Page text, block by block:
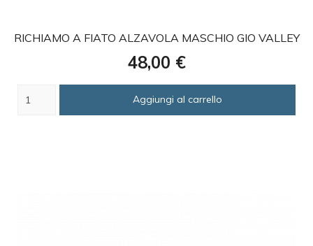
RICHIAMO A FIATO ALZAVOLA MASCHIO GIO VALLEY
Prezzo
48,00 €
Aggiungi al carrello